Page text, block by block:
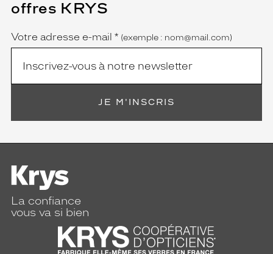
offres KRYS
Name
Votre adresse e-mail *
est
(exemple : nom@mail.com)
JE M'INSCRIS
La confiance
vous va si bien